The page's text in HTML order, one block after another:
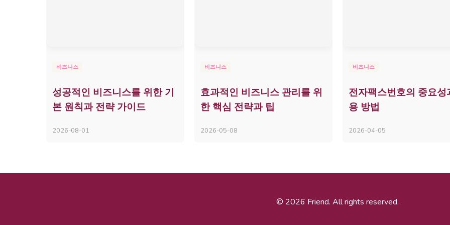
비즈니스
성공적인 비즈니스를 위한 기
본 원칙과 전략 가이드
2026-08-01
비즈니스
효과적인 비즈니스 관리를 위
한 핵심 전략과 팁
2026-05-08
비즈니스
전자팩스번호의 중요성
용 방법
2026-04-05
© 2026 Friend. All rights reserved.